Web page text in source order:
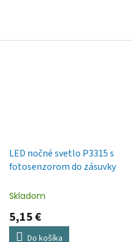
LED nočné svetlo P3315 s
fotosenzorom do zásuvky
Skladom
5,15 €
Do košíka